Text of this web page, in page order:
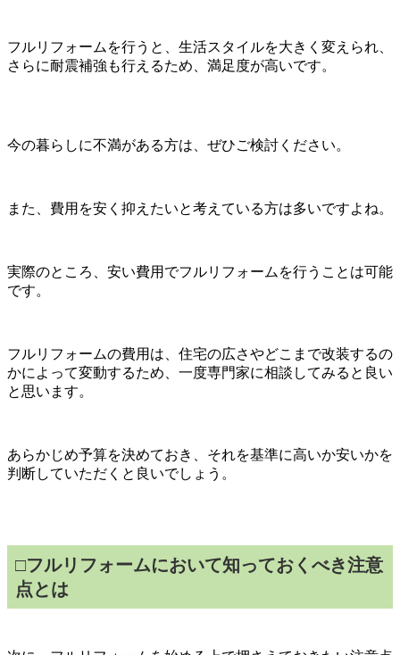
フルリフォームを行うと、生活スタイルを大きく変えられ、
さらに耐震補強も行えるため、満足度が高いです。
今の暮らしに不満がある方は、ぜひご検討ください。
また、費用を安く抑えたいと考えている方は多いですよね。
実際のところ、安い費用でフルリフォームを行うことは可能
です。
フルリフォームの費用は、住宅の広さやどこまで改装するの
かによって変動するため、一度専門家に相談してみると良い
と思います。
あらかじめ予算を決めておき、それを基準に高いか安いかを
判断していただくと良いでしょう。
□フルリフォームにおいて知っておくべき注意
点とは